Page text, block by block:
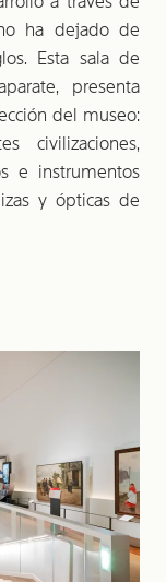
ha dejado de
Esta sala de
presenta
del museo:
civilizaciones,
e instrumentos
y ópticas de